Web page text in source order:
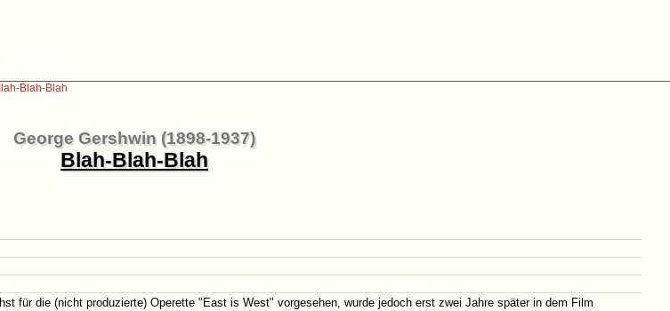
Blah-Blah
George Gershwin (1898-1937)
Blah-Blah-Blah
für die (nicht produzierte) Operette "East is West" vorgesehen, wurde jedoch erst zwei Jahre später in dem Film